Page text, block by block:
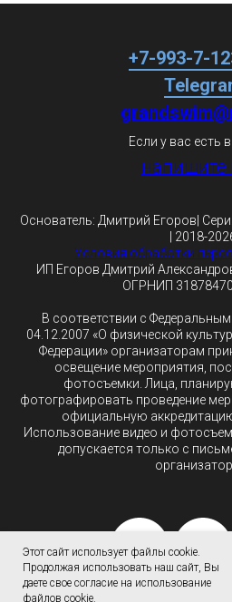
+7-993-7-
Если у вас есть
напишите
Основатель: Дмитрий Егоров|
| 2018-
Условия обработки
ИП Егоров Дмитрий
ОГРНИП
В соответствии с
04.12.2007 «О физической
Федерации» организаторам
освещение мероприятия,
фотосъемки. Лица,
фотографировать проведение
официальную
Использование видео и
допускается только с
Этот сайт использует файлы cookie.
Продолжая использовать наш сайт, Вы
даете свое согласие на использование
файлов cookie.